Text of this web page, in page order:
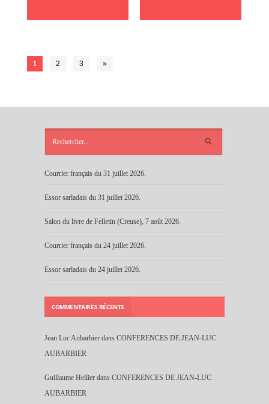
1 2 3 »
Courrier français du 31 juillet 2026.
Essor sarladais du 31 juillet 2026.
Salon du livre de Felletin (Creuse), 7 août 2026.
Courrier français du 24 juillet 2026.
Essor sarladais du 24 juillet 2026.
COMMENTAIRES RÉCENTS
Jean Luc Aubarbier dans CONFERENCES DE JEAN-LUC
AUBARBIER
Guillaume Hellier dans CONFERENCES DE JEAN-LUC
AUBARBIER